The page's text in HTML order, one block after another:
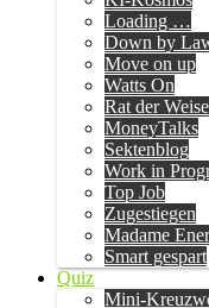
Loading …
Down by
Move on up
Watts On
Rat der
MoneyTalks
Sektenblog
Work in
Top Job
Zugestiegen
Madame
Smart gespart
Quiz
Mini-